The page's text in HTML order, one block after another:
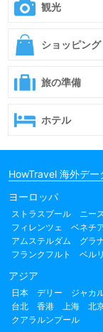
観光
ショッピング
旅の準備
ホテル
HowTravel 海外デー
ヨーロッパ
ストラスブール ニー
フィレンツェ
ベネチ
アムステルダム
グラ
フランクフルト
ベル
アジア
日本 デリー ジャカ
台北
香港 上海 北
クアラルンプール